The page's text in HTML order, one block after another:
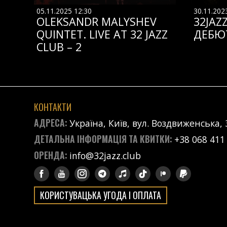
05.11.2025 12:30
OLEKSANDR MALYSHEV
QUINTET. LIVE AT 32 JAZZ
CLUB – 2
КОНТАКТИ
АДРЕСА:Україна, Київ, вул. Воздвиженська,
ДЕТАЛЬНА ІНФОРМАЦІЯ ТА КВИТКИ: +38 068
ОРЕНДА: info@32jazz.club
КОРИСТУВАЦЬКА УГОДА І ОПЛАТА